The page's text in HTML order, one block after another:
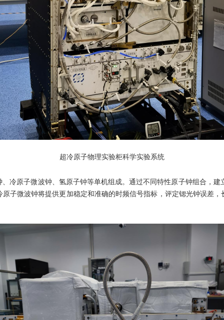
超冷原子物理实验柜科学实验系统
原子微波钟、氢原子钟等单机组成。通过不同特性原子钟组合，建
子微波钟将提供更加稳定和准确的时频信号指标，评定锶光钟误差